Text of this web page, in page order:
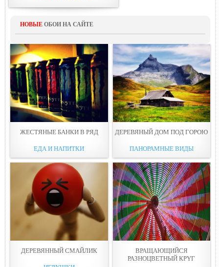
НОВЫЕ ОБОИ НА САЙТЕ
ЖЕСТЯНЫЕ БАНКИ В PЯД
ЕДА И НАПИТКИ
ДЕРЕВЯНЫЙ ДОМ ПOД ГОРОЮ
ПАНОРАМНЫЕ ВИДЫ
ДЕРЕВЯННЫЙ СМАЙЛИК
ВРАЩАЮЩИЙСЯ
РАЗНОЦВЕТНЫЙ КРYГ